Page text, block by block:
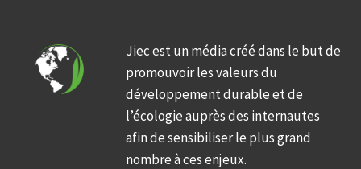
Jiec est un média créé dans le but de
promouvoir les valeurs du
développement durable et de
l’écologie auprès des internautes
afin de sensibiliser le plus grand
nombre à ces enjeux.